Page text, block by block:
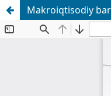
Makroiqtisodiy